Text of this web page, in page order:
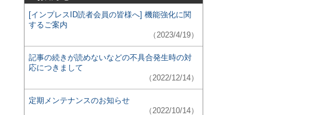
[インプレスID読者会員の皆様へ] 機能強化に関
するご案内
（2023/4/19）
記事の続きが読めないなどの不具合発生時の対
応につきまして
（2022/12/14）
定期メンテナンスのお知らせ
（2022/10/14）